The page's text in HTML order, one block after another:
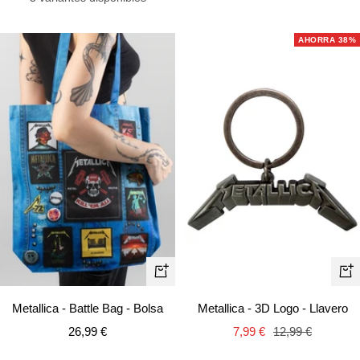
+
Metallica - Battle Bag - Bolsa
Precio
26,99 €
AHORRA 38%
+
Metallica - 3D Logo - Llavero
Precio
7,99 € Precio
12,99 €